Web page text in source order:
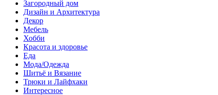
Загородный дом
Дизайн и Архитектура
Декор
Мебель
Хобби
Красота и здоровье
Еда
Мода/Одежда
Шитьё и Вязание
Трюки и Лайфхаки
Интересное